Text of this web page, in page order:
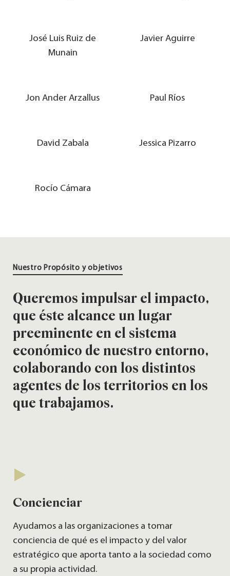
José Luis Ruiz de
Munain
Javier Aguirre
Jon Ander Arzallus Paul Ríos
David Zabala Jessica Pizarro
Rocío Cámara
Nuestro Propósito y objetivos
Queremos impulsar el impacto,
que éste alcance un lugar
preeminente en el sistema
económico de nuestro entorno,
colaborando con los distintos
agentes de los territorios en los
que trabajamos.
Concienciar
Ayudamos a las organizaciones a tomar
conciencia de qué es el impacto y del valor
estratégico que aporta tanto a la sociedad como
a su propia actividad.